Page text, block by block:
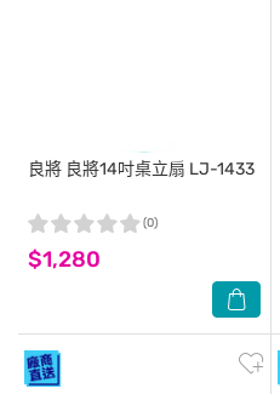
良將 良將14吋桌立扇 LJ-1433
$1,280
(0)